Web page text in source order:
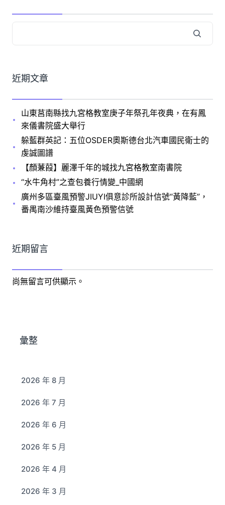
近期文章
山東莒南縣找九宮格教室庚子年祭孔年夜典，在有鳳
來儀書院盛大舉行
躲藍群英記：五位OSDER奧斯德台北汽車國民衛士的
虔誠圖譜
【顏蒹葭】麗澤千年的城找九宮格教室南書院
“水牛角村”之查包養行情變_中國網
廣州多區臺風預警JIUYI俱意診所設計信號“黃降藍”，
番禺南沙維持臺風黃色預警信號
近期留言
尚無留言可供顯示。
彙整
2026 年 8 月
2026 年 7 月
2026 年 6 月
2026 年 5 月
2026 年 4 月
2026 年 3 月